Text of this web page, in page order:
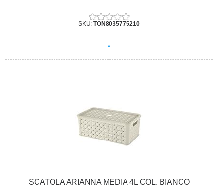
SKU: TON8035775210
SCATOLA ARIANNA MEDIA 4L COL. BIANCO